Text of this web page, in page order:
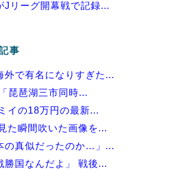
Jリーグ開幕戦で記録...
相互RSS
事
外で有名になりすぎた...
琵琶湖三市同時...
イの18万円の最新...
た瞬間吹いた画像を...
の真似だったのか…」...
勝国なんだよ」 戦後...